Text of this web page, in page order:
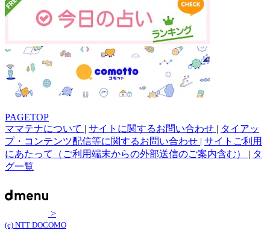
PAGETOP
ママテナについて | サイトに関するお問い合わせ | タイアッ
プ・コンテンツ配信等に関するお問い合わせ | サイトご利用
にあたって（ご利用端末からの外部送信のご案内含む） | タ
グ一覧
>
(c) NTT DOCOMO